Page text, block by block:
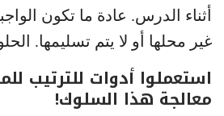
أثناء الدرس. عادة ما تكون
غير محلها أو لا يتم تسليمها.
استعملوا أدوات للترتيب
معالجة هذا السلوك!